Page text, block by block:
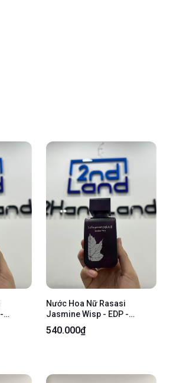
Nước Hoa Nữ Rasasi
Jasmine Wisp - EDP -
25/75ml - Body
540.000₫